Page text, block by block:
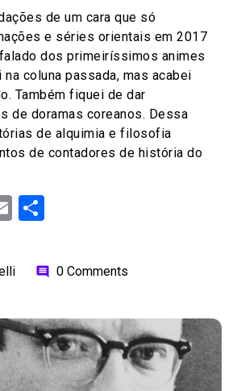
de um cara que só
e séries orientais em 2017
dos primeiríssimos animes
coluna passada, mas acabei
Também fiquei de dar
de doramas coreanos. Dessa
de alquimia e filosofia
de contadores de história do
Email
comment 0 Comments